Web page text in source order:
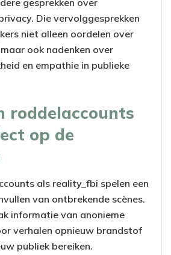
Die vervolggesprekken
niet alleen oordelen over
ook nadenken over
en empathie in publieke
roddelaccounts
op de
als reality_fbi spelen een
van ontbrekende scènes.
informatie van anonieme
verhalen opnieuw brandstof
publiek bereiken.